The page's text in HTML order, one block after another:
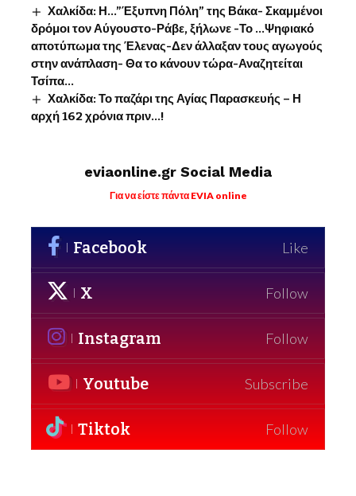
Χαλκίδα: Η…”Έξυπνη Πόλη” της Βάκα- Σκαμμένοι
δρόμοι τον Αύγουστο-Ράβε, ξήλωνε -Το …Ψηφιακό
αποτύπωμα της Έλενας-Δεν άλλαξαν τους αγωγούς
στην ανάπλαση- Θα το κάνουν τώρα-Αναζητείται
Τσίπα…
Χαλκίδα: Το παζάρι της Αγίας Παρασκευής – Η
αρχή 162 χρόνια πριν…!
eviaonline.gr Social Media
Για να είστε πάντα EVIA online
Facebook Like
X Follow
Instagram Follow
Youtube Subscribe
Tiktok Follow